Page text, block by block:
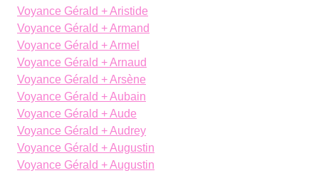
Voyance Gérald + Aristide
Voyance Gérald + Armand
Voyance Gérald + Armel
Voyance Gérald + Arnaud
Voyance Gérald + Arsène
Voyance Gérald + Aubain
Voyance Gérald + Aude
Voyance Gérald + Audrey
Voyance Gérald + Augustin
Voyance Gérald + Augustin